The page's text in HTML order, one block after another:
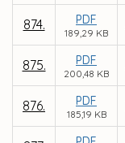
874. PDF
189,29 KB
875. PDF
200,48 KB
876. PDF
185,19 KB